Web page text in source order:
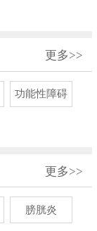
更多>>
功能性障碍
更多>>
膀胱炎